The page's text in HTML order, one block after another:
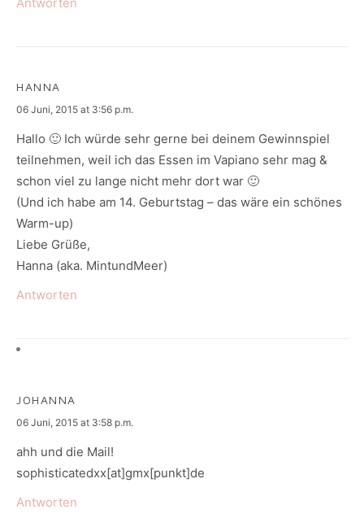
HANNA
says:
06 Juni, 2015 at 3:56 p.m.
Hallo 🙂 Ich würde sehr gerne bei deinem Gewinnspiel
teilnehmen, weil ich das Essen im Vapiano sehr mag &
schon viel zu lange nicht mehr dort war 🙂
(Und ich habe am 14. Geburtstag – das wäre ein schönes
Warm-up)
Liebe Grüße,
Hanna (aka. MintundMeer)
Antworten
JOHANNA
says:
06 Juni, 2015 at 3:58 p.m.
ahh und die Mail!
sophisticatedxx[at]gmx[punkt]de
Antworten